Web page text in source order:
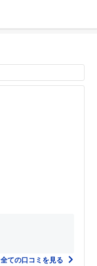
全ての口コミを見る